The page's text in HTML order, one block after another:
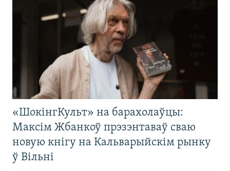
«ШокінгКульт» на барахолаўцы:
Максім Жбанкоў прэзэнтаваў сваю
новую кнігу на Кальварыйскім рынку
ў Вільні